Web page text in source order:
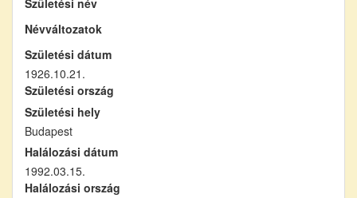
Névváltozatok
Születési dátum
1926.10.21.
Születési ország
Születési hely
Budapest
Halálozási dátum
1992.03.15.
Halálozási ország